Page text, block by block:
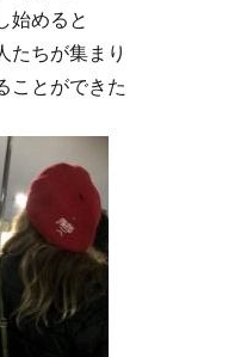
始めると
たちが集まり
ことができた